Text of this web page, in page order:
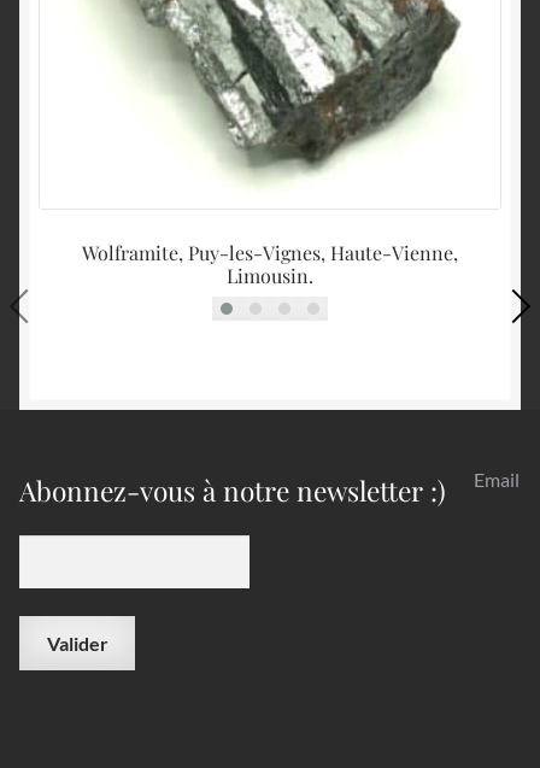
Wolframite, Puy-les-Vignes, Haute-Vienne,
Limousin.
Abonnez-vous à notre newsletter :) Email